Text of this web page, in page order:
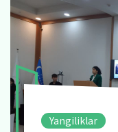
Yangiliklar